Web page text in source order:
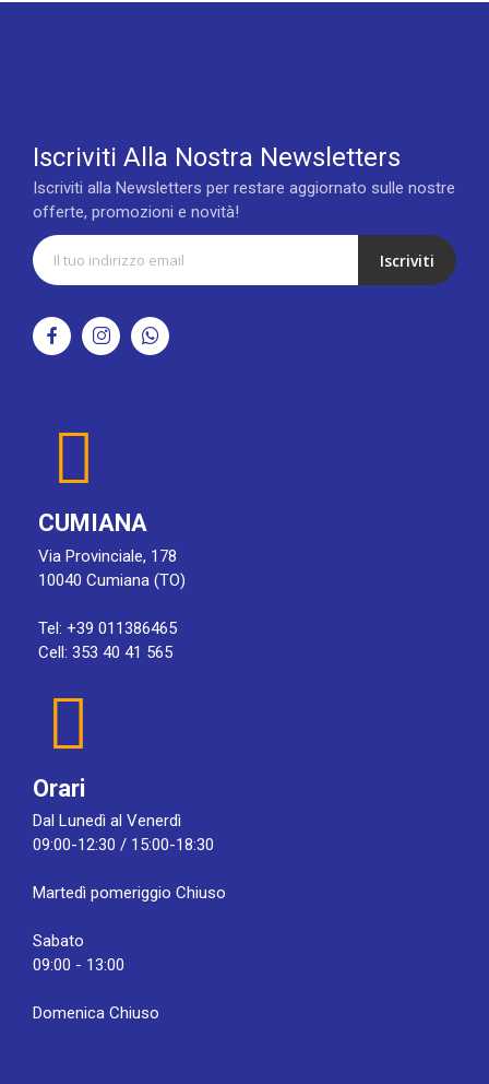
Iscriviti Alla Nostra Newsletters
Iscriviti alla Newsletters per restare aggiornato sulle nostre
offerte, promozioni e novità!
Iscriviti
CUMIANA
Via Provinciale, 178
10040 Cumiana (TO)
Tel: +39 011386465
Cell: 353 40 41 565
Orari
Dal Lunedì al Venerdì
09:00-12:30 / 15:00-18:30
Martedì pomeriggio Chiuso
Sabato
09:00 - 13:00
Domenica Chiuso